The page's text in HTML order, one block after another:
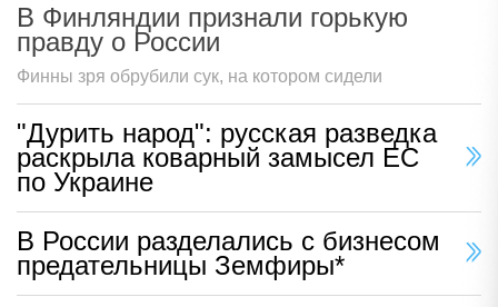
В Финляндии признали горькую
правду о России
Финны зря обрубили сук, на котором сидели
"Дурить народ": русская разведка
раскрыла коварный замысел ЕС
по Украине
В России разделались с бизнесом
предательницы Земфиры*